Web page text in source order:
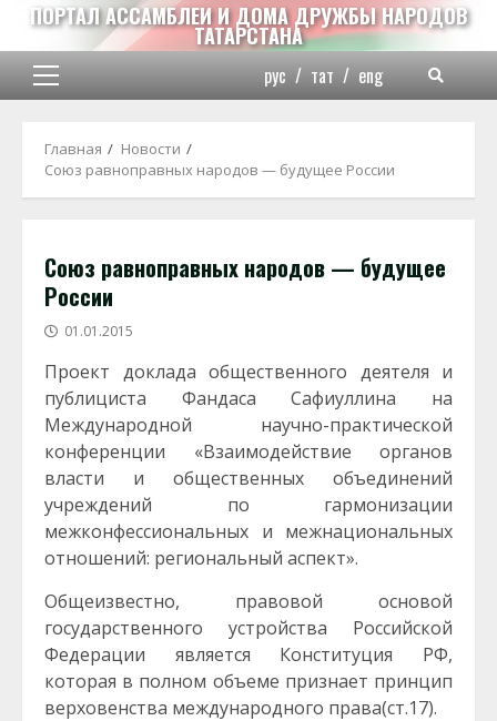
Перейти
содержимому
ПОРТАЛ АССАМБЛЕИ И ДОМА ДРУЖБЫ НАРОДОВ
ТАТАРСТАНА
Основное
рус / тат / eng
Главная
Новости
Союз равноправных народов — будущее России
Союз равноправных народов — будущее
России
01.01.2015
Проект доклада общественного деятеля и
публициста Фандаса Сафиуллина на
Международной научно-практической
конференции «Взаимодействие органов
власти и общественных объединений
учреждений по гармонизации
межконфессиональных и межнациональных
отношений: региональный аспект».
Общеизвестно, правовой основой
государственного устройства Российской
Федерации является Конституция РФ,
которая в полном объеме признает принцип
верховенства международного права(ст.17).